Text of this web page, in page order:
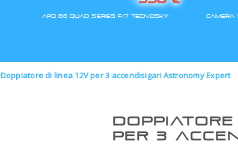
Doppiatore di linea 12V per 3 accendisigari Astronomy Expert
PER 3